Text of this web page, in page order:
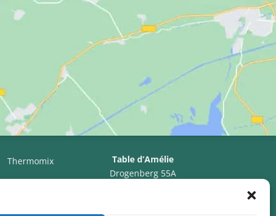
Thermomix
Table d’Amélie
Drogenberg 55A